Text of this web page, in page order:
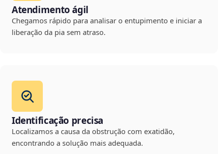
Atendimento ágil
Chegamos rápido para analisar o entupimento e iniciar a
liberação da pia sem atraso.
Identificação precisa
Localizamos a causa da obstrução com exatidão,
encontrando a solução mais adequada.